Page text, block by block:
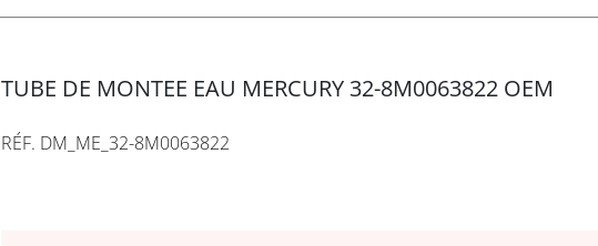
TUBE DE MONTEE EAU MERCURY 32-8M0063822 OEM
RÉF. DM_ME_32-8M0063822